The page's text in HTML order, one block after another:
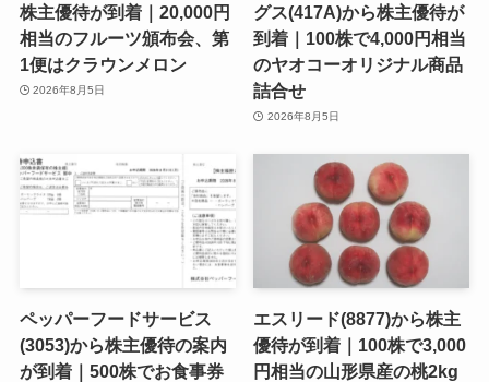
株主優待が到着｜20,000円
相当のフルーツ頒布会、第
1便はクラウンメロン
2026年8月5日
グス(417A)から株主優待が
到着｜100株で4,000円相当
のヤオコーオリジナル商品
詰合せ
2026年8月5日
ペッパーフードサービス
(3053)から株主優待の案内
が到着｜500株でお食事券
エスリード(8877)から株主
優待が到着｜100株で3,000
円相当の山形県産の桃2kg